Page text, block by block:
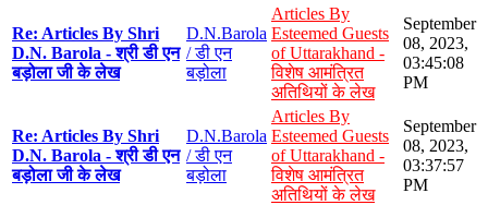
Re: Articles By Shri
D.N. Barola - श्री डी एन
बड़ोला जी के लेख
D.N.Barola
/ डी एन
बड़ोला
Articles By
Esteemed Guests
of Uttarakhand -
विशेष आमंत्रित
अतिथियों के लेख
September
08, 2023,
03:45:08
PM
Re: Articles By Shri
D.N. Barola - श्री डी एन
बड़ोला जी के लेख
D.N.Barola
/ डी एन
बड़ोला
Articles By
Esteemed Guests
of Uttarakhand -
विशेष आमंत्रित
अतिथियों के लेख
September
08, 2023,
03:37:57
PM